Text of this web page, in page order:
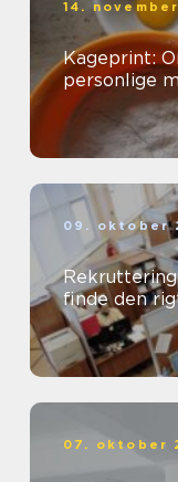
14.
Kageprint:
personlige
09. oktober
finde den
07. oktober